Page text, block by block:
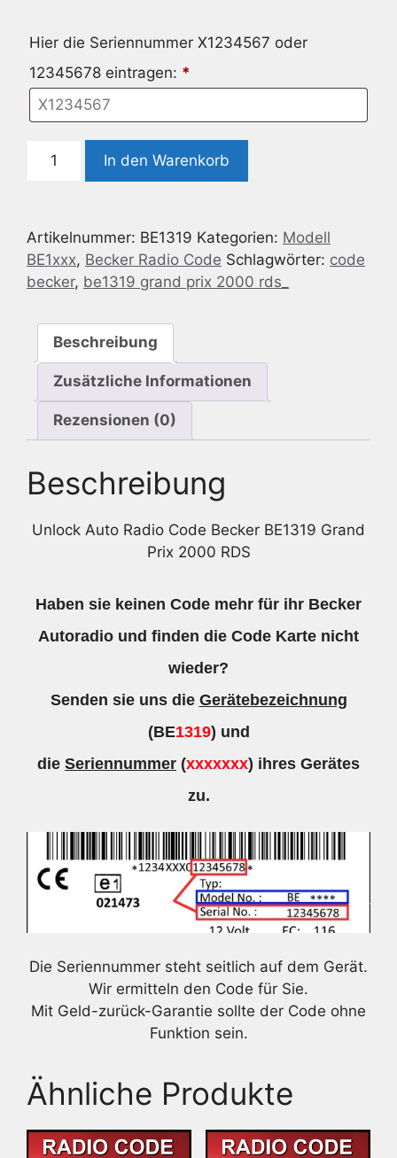
Hier die Seriennummer X1234567 oder
12345678 eintragen: *
Code
Becker
BE1319
Grand
2000
Menge
In den Warenkorb
Artikelnummer: BE1319 Kategorien: Modell
BE1xxx, Becker Radio Code Schlagwörter: code
becker, be1319 grand prix 2000 rds_
Beschreibung
Zusätzliche Informationen
Rezensionen (0)
Beschreibung
Unlock Auto Radio Code Becker BE1319 Grand
Prix 2000 RDS
Haben sie keinen Code mehr für ihr Becker
Autoradio und finden die Code Karte nicht
wieder?
Senden sie uns die Gerätebezeichnung
(BE1319) und
die Seriennummer (xxxxxxx) ihres Gerätes
zu.
Die Seriennummer steht seitlich auf dem Gerät.
Wir ermitteln den Code für Sie.
Mit Geld-zurück-Garantie sollte der Code ohne
Funktion sein.
Ähnliche Produkte